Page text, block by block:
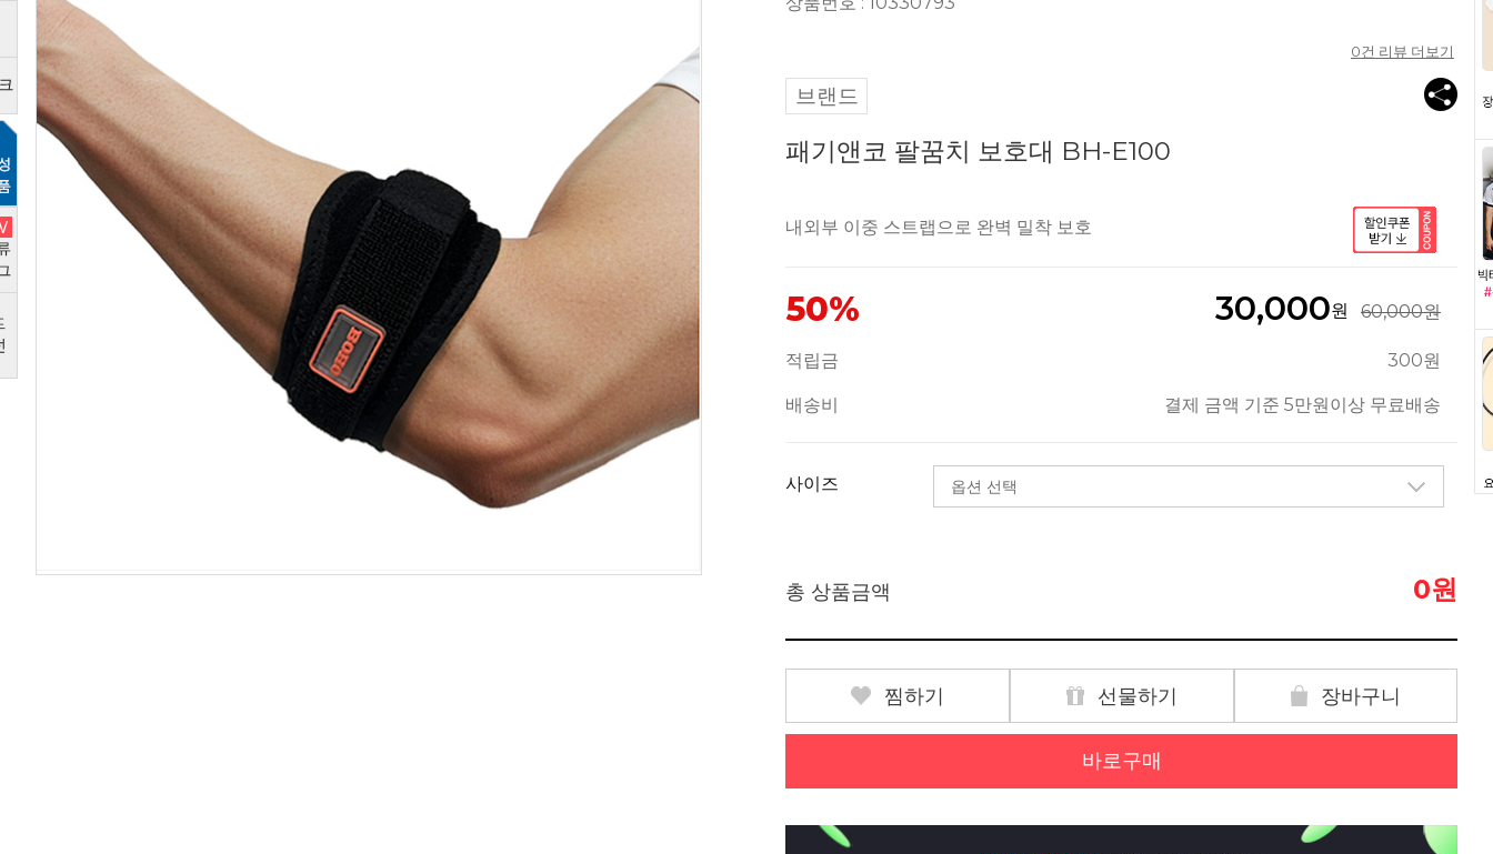
0건 리뷰 더보기
브랜드
패기앤코 팔꿈치 보호대 BH-E100
내외부 이중 스트랩으로 완벽 밀착 보호
50% 30,000원 60,000원
적립금 300원
배송비 결제 금액 기준 5만원이상 무료배송
사이즈
총 상품금액 0원
찜하기 선물하기 장바구니
바로구매